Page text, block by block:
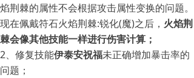
焰荆棘的属性不会根据攻击属性变换的问题。
现在佩戴符石火焰荆棘:锐化(魔)之后， 火焰荆
棘会像其他技能一样进行伤害计算；
2、修复技能伊泰安祝福未正确增加暴击率的
问题；